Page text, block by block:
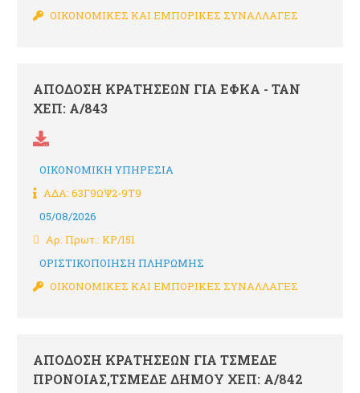
ΟΙΚΟΝΟΜΙΚΕΣ ΚΑΙ ΕΜΠΟΡΙΚΕΣ ΣΥΝΑΛΛΑΓΕΣ
ΑΠΟΔΟΣΗ ΚΡΑΤΗΣΕΩΝ ΓΙΑ ΕΦΚΑ - ΤΑΝ
ΧΕΠ: Α/843
ΟΙΚΟΝΟΜΙΚΗ ΥΠΗΡΕΣΙΑ
ΑΔΑ: 63Γ9ΩΨ2-9Τ9
05/08/2026
Αρ. Πρωτ.: ΚΡ/151
ΟΡΙΣΤΙΚΟΠΟΙΗΣΗ ΠΛΗΡΩΜΗΣ
ΟΙΚΟΝΟΜΙΚΕΣ ΚΑΙ ΕΜΠΟΡΙΚΕΣ ΣΥΝΑΛΛΑΓΕΣ
ΑΠΟΔΟΣΗ ΚΡΑΤΗΣΕΩΝ ΓΙΑ ΤΣΜΕΔΕ
ΠΡΟΝΟΙΑΣ,ΤΣΜΕΔΕ ΔΗΜΟΥ ΧΕΠ: Α/842